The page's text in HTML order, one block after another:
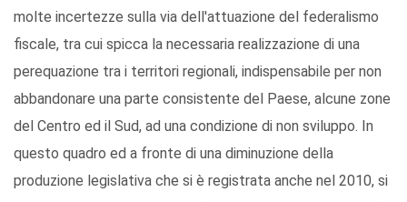
molte incertezze sulla via dell'attuazione del federalismo
fiscale, tra cui spicca la necessaria realizzazione di una
perequazione tra i territori regionali, indispensabile per non
abbandonare una parte consistente del Paese, alcune zone
del Centro ed il Sud, ad una condizione di non sviluppo. In
questo quadro ed a fronte di una diminuzione della
produzione legislativa che si è registrata anche nel 2010, si